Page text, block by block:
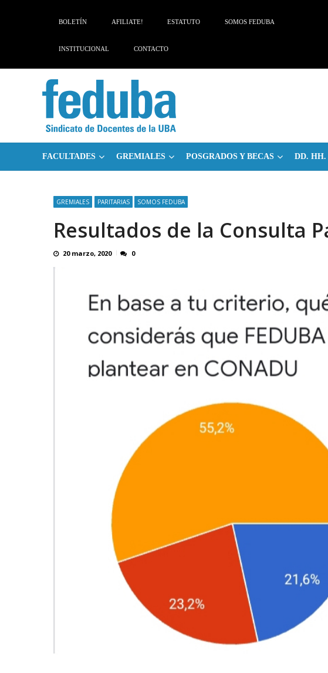
BOLETÍN AFILIATE! ESTATUTO SOMOS FEDUBA
INSTITUCIONAL CONTACTO
FACULTADES GREMIALES POSGRADOS Y BECAS DD. HH.
GREMIALES PARITARIAS SOMOS FEDUBA
Resultados de la Consulta
20 marzo, 2020 0